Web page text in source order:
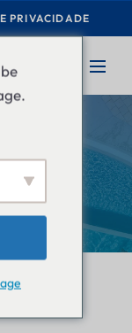
PRIVACIDADE